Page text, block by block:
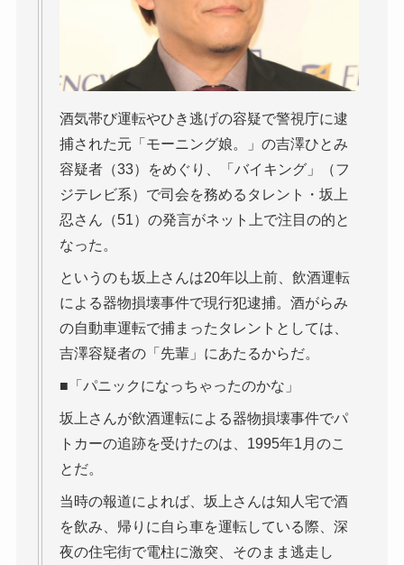
酒気帯び運転やひき逃げの容疑で警視庁に逮
捕された元「モーニング娘。」の吉澤ひとみ
容疑者（33）をめぐり、「バイキング」（フ
ジテレビ系）で司会を務めるタレント・坂上
忍さん（51）の発言がネット上で注目の的と
なった。
というのも坂上さんは20年以上前、飲酒運転
による器物損壊事件で現行犯逮捕。酒がらみ
の自動車運転で捕まったタレントとしては、
吉澤容疑者の「先輩」にあたるからだ。
■「パニックになっちゃったのかな」
坂上さんが飲酒運転による器物損壊事件でパ
トカーの追跡を受けたのは、1995年1月のこ
とだ。
当時の報道によれば、坂上さんは知人宅で酒
を飲み、帰りに自ら車を運転している際、深
夜の住宅街で電柱に激突、そのまま逃走し